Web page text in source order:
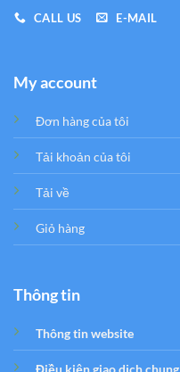
CALL US E-MAIL
My account
Đơn hàng của tôi
Tải khoản của tôi
Tải về
Giỏ hàng
Thông tin
Thông tin website
Điều kiện giao dịch chung